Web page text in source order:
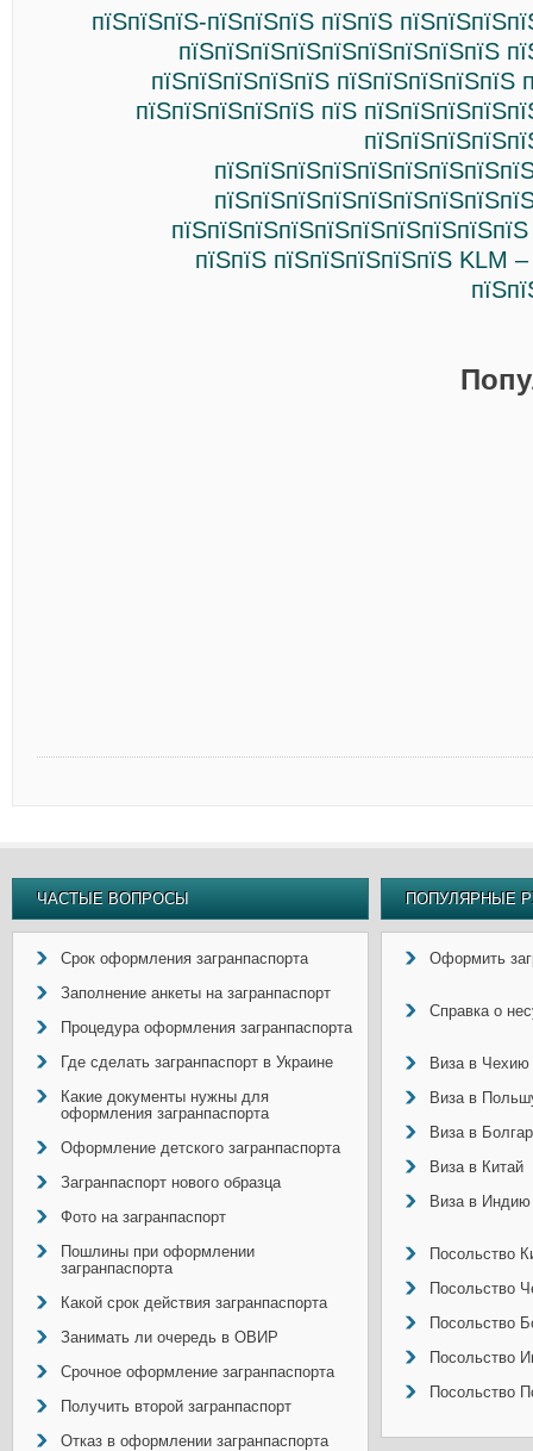
пїЅпїЅпїЅ-пїЅпїЅпїЅ пїЅпїЅ
пїЅпїЅпїЅпїЅпїЅпїЅпїЅпїЅпїЅ
пїЅпїЅпїЅпїЅпїЅ пїЅпїЅпїЅпїЅпїЅ
пїЅпїЅпїЅпїЅпїЅ пїЅ
пїЅпїЅ пїЅпїЅпїЅпїЅпїЅ KLM
ЧАСТЫЕ ВОПРОСЫ
Срок оформления загранпаспорта
Заполнение анкеты на загранпаспорт
Процедура оформления загранпаспорта
Где сделать загранпаспорт в Украине
Какие документы нужны для
оформления загранпаспорта
Оформление детского загранпаспорта
Загранпаспорт нового образца
Фото на загранпаспорт
Пошлины при оформлении
загранпаспорта
Какой срок действия загранпаспорта
Занимать ли очередь в ОВИР
Срочное оформление загранпаспорта
Получить второй загранпаспорт
Отказ в оформлении загранпаспорта
ПОПУЛЯРНЫЕ
Оформить
Справка о
Виза в Чехию
Виза в
Виза в
Виза в Китай
Виза в Индию
Посольство
Посольство
Посольство
Посольство
Посольство